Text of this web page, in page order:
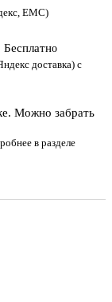
ЕМС)
о
доставка) с
Можно забрать
в разделе